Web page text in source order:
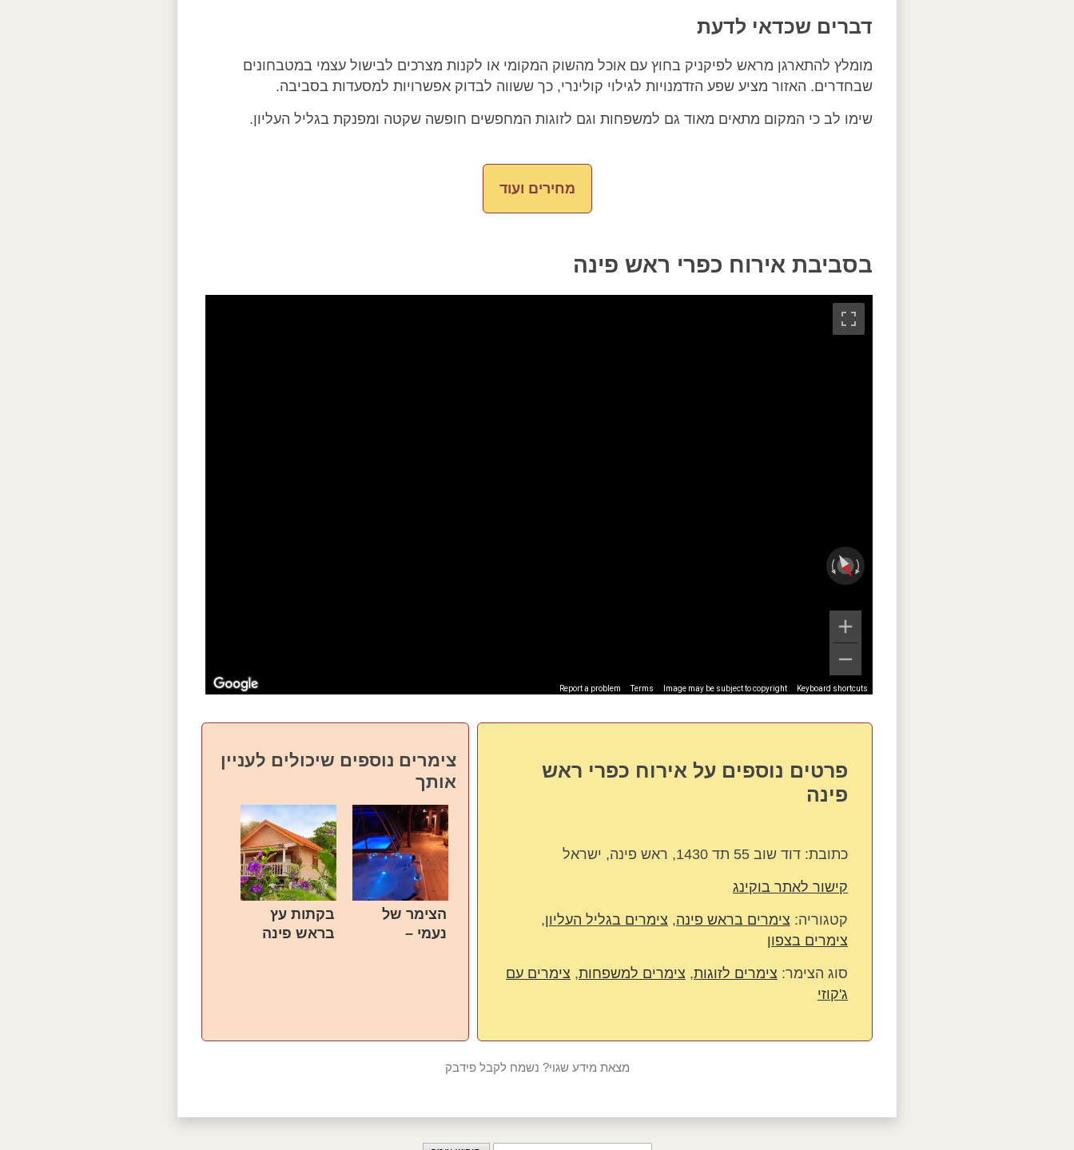
דברים שכדאי לדעת
מומלץ להתארגן מראש לפיקניק בחוץ עם אוכל מהשוק המקומי או לקנות מצרכים לבישול עצמי במטבחונים
שבחדרים. האזור מציע שפע הזדמנויות לגילוי קולינרי, כך ששווה לבדוק אפשרויות למסעדות בסביבה.
שימו לב כי המקום מתאים מאוד גם למשפחות וגם לזוגות המחפשים חופשה שקטה ומפנקת בגליל העליון.
מחירים ועוד
בסביבת אירוח כפרי ראש פינה
Keyboard shortcuts
Image may be subject to copyright
Terms
Report a problem
פרטים נוספים על אירוח כפרי ראש
פינה
כתובת: דוד שוב 55 תד 1430, ראש פינה, ישראל
קישור לאתר בוקינג
קטגוריה: צימרים בראש פינה, צימרים בגליל העליון,
צימרים בצפון
סוג הצימר: צימרים לזוגות, צימרים למשפחות, צימרים עם
ג'קוזי
צימרים נוספים שיכולים לעניין
אותך
הצימר של
נעמי –
בקתות עץ
בראש פינה
מצאת מידע שגוי? נשמח לקבל פידבק